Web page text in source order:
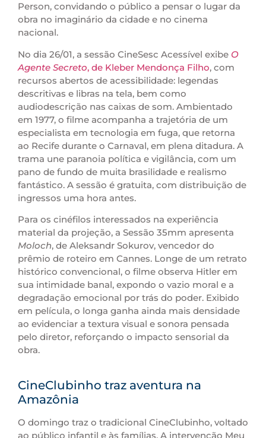
Person, convidando o público a pensar o lugar da
obra no imaginário da cidade e no cinema
nacional.
No dia 26/01, a sessão CineSesc Acessível exibe O
Agente Secreto, de Kleber Mendonça Filho, com
recursos abertos de acessibilidade: legendas
descritivas e libras na tela, bem como
audiodescrição nas caixas de som. Ambientado
em 1977, o filme acompanha a trajetória de um
especialista em tecnologia em fuga, que retorna
ao Recife durante o Carnaval, em plena ditadura. A
trama une paranoia política e vigilância, com um
pano de fundo de muita brasilidade e realismo
fantástico. A sessão é gratuita, com distribuição de
ingressos uma hora antes.
Para os cinéfilos interessados na experiência
material da projeção, a Sessão 35mm apresenta
Moloch, de Aleksandr Sokurov, vencedor do
prêmio de roteiro em Cannes. Longe de um retrato
histórico convencional, o filme observa Hitler em
sua intimidade banal, expondo o vazio moral e a
degradação emocional por trás do poder. Exibido
em película, o longa ganha ainda mais densidade
ao evidenciar a textura visual e sonora pensada
pelo diretor, reforçando o impacto sensorial da
obra.
CineClubinho traz aventura na
Amazônia
O domingo traz o tradicional CineClubinho, voltado
ao público infantil e às famílias. A intervenção Meu